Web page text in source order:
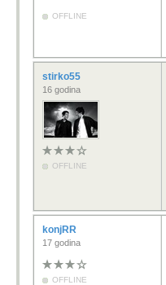
OFFLINE
stirko55
16 godina
OFFLINE
konjRR
17 godina
OFFLINE